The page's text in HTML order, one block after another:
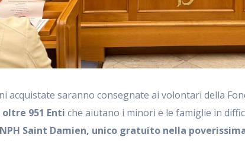
acquistate saranno consegnate ai volontari della
951 Enti che aiutano i minori e le famiglie in
Saint Damien, unico gratuito nella